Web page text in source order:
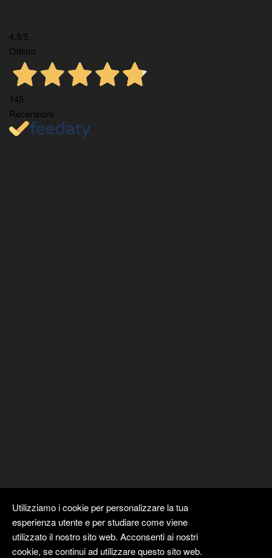
4,8/5
Ottimo
145
Recensioni
Utilizziamo i cookie per personalizzare la tua
esperienza utente e per studiare come viene
utilizzato il nostro sito web. Acconsenti ai nostri
cookie, se continui ad utilizzare questo sito web.